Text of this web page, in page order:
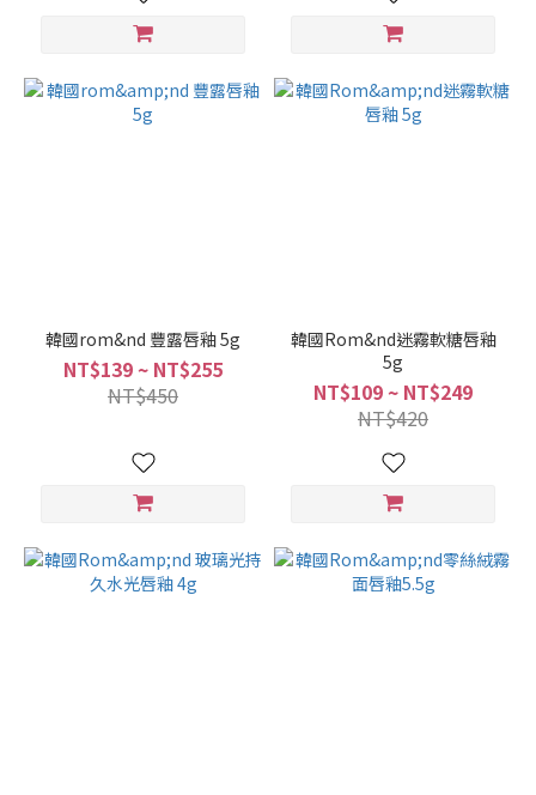
韓國rom&nd 豐露唇釉 5g
NT$139 ~ NT$255
NT$450
韓國Rom&nd迷霧軟糖唇釉
5g
NT$109 ~ NT$249
NT$420